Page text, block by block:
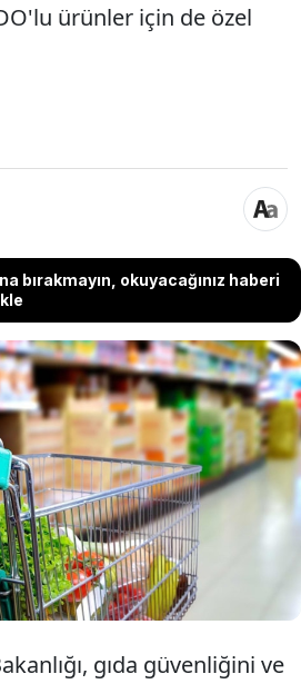
ürünler için de özel
bırakmayın, okuyacağınız haberi
satılan gıda ürünlerini
Yönetmeliği yayınlandı. Resmi
yeni yönetmelik
ürünler için belirli
Yönetmelikte 'domuz ve
dikkat çekiyor. Bunun
ürünler için de özel kurallar
gıda güvenliğini ve